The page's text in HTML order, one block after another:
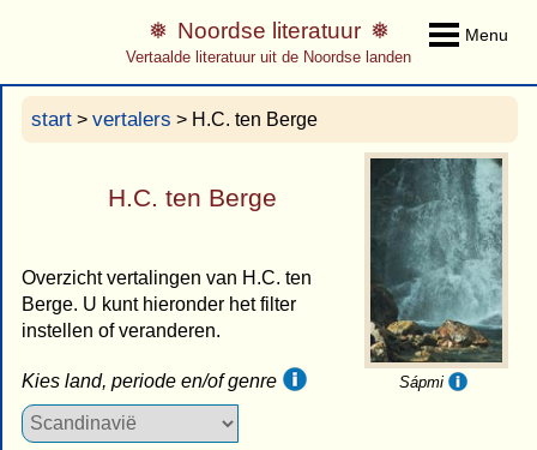
Menu
Noordse literatuur
Vertaalde literatuur uit de Noordse landen
start > vertalers > H.C. ten Berge
Sápmi
H.C. ten Berge
Overzicht vertalingen van H.C. ten
Berge. U kunt hieronder het filter
instellen of veranderen.
Kies land, periode en/of genre